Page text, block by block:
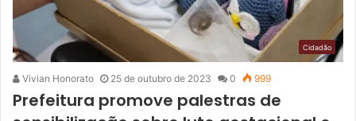
Cidadão
Vivian Honorato 25 de outubro de 2023 0 999
Prefeitura promove palestras de